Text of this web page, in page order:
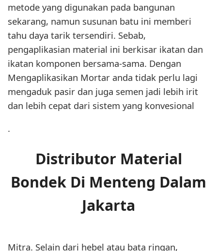
metode yang digunakan pada bangunan
sekarang, namun susunan batu ini memberi
tahu daya tarik tersendiri. Sebab,
pengaplikasian material ini berkisar ikatan dan
ikatan komponen bersama-sama. Dengan
Mengaplikasikan Mortar anda tidak perlu lagi
mengaduk pasir dan juga semen jadi lebih irit
dan lebih cepat dari sistem yang konvesional
.
Distributor Material
Bondek Di Menteng Dalam
Jakarta
Mitra. Selain dari hebel atau bata ringan,